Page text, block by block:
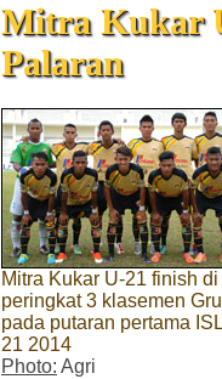
Mitra Kukar
Palaran
Mitra Kukar U-21 finish di
peringkat 3 klasemen
pada putaran pertama
21 2014
Photo: Agri